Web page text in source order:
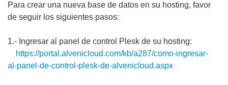
Para crear una nueva base de datos en su hosting, favor
de seguir los siguientes pasos:
1.- Ingresar al panel de control Plesk de su hosting:
https://portal.alvenicloud.com/kb/a287/como-ingresar-
al-panel-de-control-plesk-de-alvenicloud.aspx